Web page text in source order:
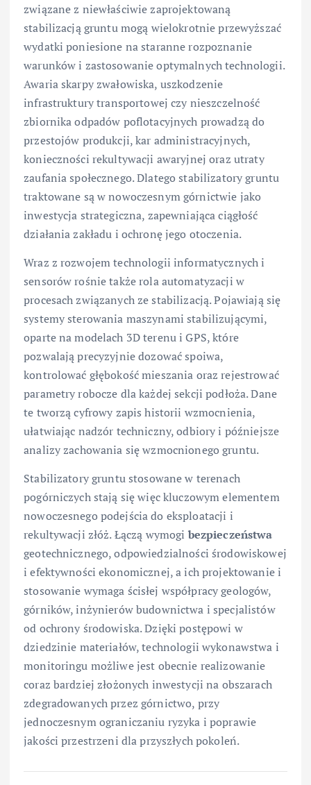
związane z niewłaściwie zaprojektowaną
stabilizacją gruntu mogą wielokrotnie przewyższać
wydatki poniesione na staranne rozpoznanie
warunków i zastosowanie optymalnych technologii.
Awaria skarpy zwałowiska, uszkodzenie
infrastruktury transportowej czy nieszczelność
zbiornika odpadów poflotacyjnych prowadzą do
przestojów produkcji, kar administracyjnych,
konieczności rekultywacji awaryjnej oraz utraty
zaufania społecznego. Dlatego stabilizatory gruntu
traktowane są w nowoczesnym górnictwie jako
inwestycja strategiczna, zapewniająca ciągłość
działania zakładu i ochronę jego otoczenia.
Wraz z rozwojem technologii informatycznych i
sensorów rośnie także rola automatyzacji w
procesach związanych ze stabilizacją. Pojawiają się
systemy sterowania maszynami stabilizującymi,
oparte na modelach 3D terenu i GPS, które
pozwalają precyzyjnie dozować spoiwa,
kontrolować głębokość mieszania oraz rejestrować
parametry robocze dla każdej sekcji podłoża. Dane
te tworzą cyfrowy zapis historii wzmocnienia,
ułatwiając nadzór techniczny, odbiory i późniejsze
analizy zachowania się wzmocnionego gruntu.
Stabilizatory gruntu stosowane w terenach
pogórniczych stają się więc kluczowym elementem
nowoczesnego podejścia do eksploatacji i
rekultywacji złóż. Łączą wymogi bezpieczeństwa
geotechnicznego, odpowiedzialności środowiskowej
i efektywności ekonomicznej, a ich projektowanie i
stosowanie wymaga ścisłej współpracy geologów,
górników, inżynierów budownictwa i specjalistów
od ochrony środowiska. Dzięki postępowi w
dziedzinie materiałów, technologii wykonawstwa i
monitoringu możliwe jest obecnie realizowanie
coraz bardziej złożonych inwestycji na obszarach
zdegradowanych przez górnictwo, przy
jednoczesnym ograniczaniu ryzyka i poprawie
jakości przestrzeni dla przyszłych pokoleń.